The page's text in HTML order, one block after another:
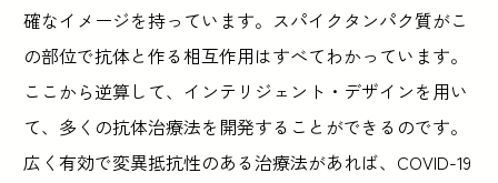
確なイメージを持っています。スパイクタンパク質がこ
の部位で抗体と作る相互作用はすべてわかっています。
ここから逆算して、インテリジェント・デザインを用い
て、多くの抗体治療法を開発することができるのです。
広く有効で変異抵抗性のある治療法があれば、COVID-19